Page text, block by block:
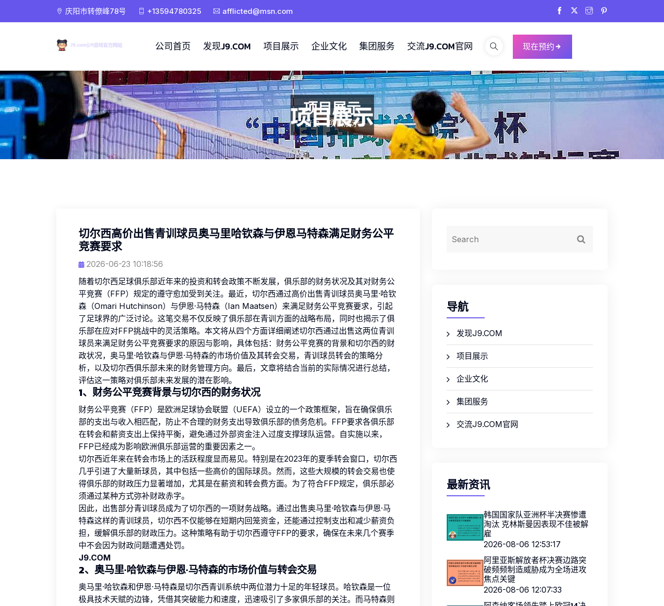
庆阳市转僚峰78号 +13594780325 afflicted@msn.com
公司首页 发现J9.COM 项目展示 企业文化 集团服务 交流J9.COM官网 现在预约
项目展示
首页 - 项目展示
切尔西高价出售青训球员奥马里哈钦森与伊恩马特森满足财务公平
竞赛要求
2026-06-23 10:18:56
随着切尔西足球俱乐部近年来的投资和转会政策不断发展，俱乐部的财务状况及其对财务公
平竞赛（FFP）规定的遵守愈加受到关注。最近，切尔西通过高价出售青训球员奥马里·哈钦
森（Omari Hutchinson）与伊恩·马特森（Ian Maatsen）来满足财务公平竞赛要求，引起
了足球界的广泛讨论。这笔交易不仅反映了俱乐部在青训方面的战略布局，同时也揭示了俱
乐部在应对FFP挑战中的灵活策略。本文将从四个方面详细阐述切尔西通过出售这两位青训
球员来满足财务公平竞赛要求的原因与影响，具体包括：财务公平竞赛的背景和切尔西的财
政状况，奥马里·哈钦森与伊恩·马特森的市场价值及其转会交易，青训球员转会的策略分
析，以及切尔西俱乐部未来的财务管理方向。最后，文章将结合当前的实际情况进行总结，
评估这一策略对俱乐部未来发展的潜在影响。
1、财务公平竞赛背景与切尔西的财务状况
财务公平竞赛（FFP）是欧洲足球协会联盟（UEFA）设立的一个政策框架，旨在确保俱乐
部的支出与收入相匹配，防止不合理的财务支出导致俱乐部的债务危机。FFP要求各俱乐部
在转会和薪资支出上保持平衡，避免通过外部资金注入过度支撑球队运营。自实施以来，
FFP已经成为影响欧洲俱乐部运营的重要因素之一。
切尔西近年来在转会市场上的活跃程度显而易见。特别是在2023年的夏季转会窗口，切尔西
几乎引进了大量新球员，其中包括一些高价的国际球员。然而，这些大规模的转会交易也使
得俱乐部的财政压力显著增加，尤其是在薪资和转会费方面。为了符合FFP规定，俱乐部必
须通过某种方式弥补财政赤字。
因此，出售部分青训球员成为了切尔西的一项财务战略。通过出售奥马里·哈钦森与伊恩·马
特森这样的青训球员，切尔西不仅能够在短期内回笼资金，还能通过控制支出和减少薪资负
担，缓解俱乐部的财政压力。这种策略有助于切尔西遵守FFP的要求，确保在未来几个赛季
中不会因为财政问题遭遇处罚。
J9.COM
2、奥马里·哈钦森与伊恩·马特森的市场价值与转会交易
奥马里·哈钦森和伊恩·马特森是切尔西青训系统中两位潜力十足的年轻球员。哈钦森是一位
极具技术天赋的边锋，凭借其突破能力和速度，迅速吸引了多家俱乐部的关注。而马特森则
导航
发现J9.COM
项目展示
企业文化
集团服务
交流J9.COM官网
最新资讯
韩国国家队亚洲杯半决赛惨遭
淘汰 克林斯曼因表现不佳被解
雇
2026-08-06 12:53:17
阿里亚斯解放者杯决赛边路突
破频频制造威胁成为全场进攻
焦点关键
2026-08-06 12:07:33